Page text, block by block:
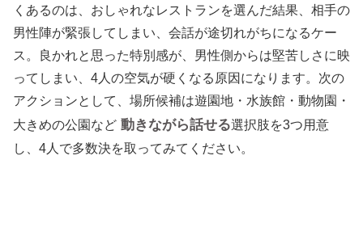
くあるのは、おしゃれなレストランを選んだ結果、相手の
男性陣が緊張してしまい、会話が途切れがちになるケー
ス。良かれと思った特別感が、男性側からは堅苦しさに映
ってしまい、4人の空気が硬くなる原因になります。次の
アクションとして、場所候補は遊園地・水族館・動物園・
大きめの公園など 動きながら話せる選択肢を3つ用意
し、4人で多数決を取ってみてください。